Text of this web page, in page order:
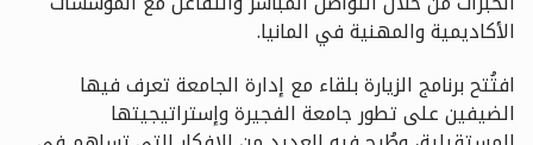
الأكاديمية والمهنية في المانيا.
افتُتح برنامج الزيارة بلقاء مع إدارة الجامعة تعرف فيها
الضيفين على تطور جامعة الفجيرة وإستراتيجيتها